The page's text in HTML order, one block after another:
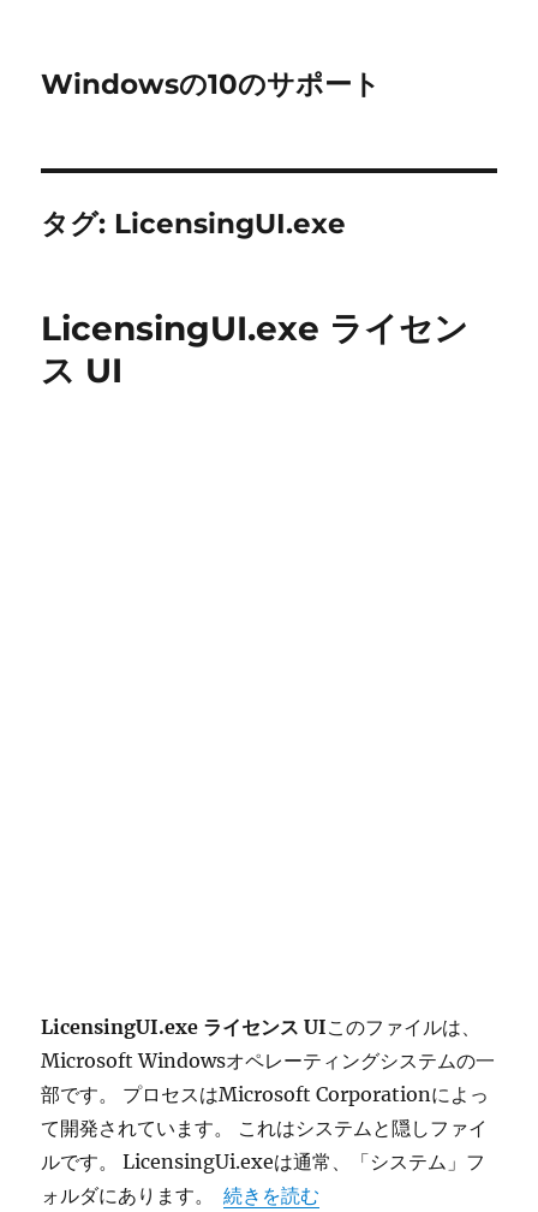
Windowsの10のサポート
タグ: LicensingUI.exe
LicensingUI.exe ライセン
ス UI
LicensingUI.exe ライセンス UIこのファイルは、
Microsoft Windowsオペレーティングシステムの一
部です。 プロセスはMicrosoft Corporationによっ
て開発されています。 これはシステムと隠しファイ
ルです。 LicensingUi.exeは通常、「システム」フ
ォルダにあります。“LicensingUI.exe ライセンス UI”
続きを読む